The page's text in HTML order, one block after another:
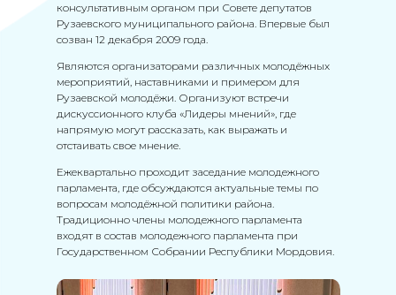
консультативным органом при Совете депутатов
Рузаевского муниципального района. Впервые был
созван 12 декабря 2009 года.
Являются организаторами различных молодёжных
мероприятий, наставниками и примером для
Рузаевской молодёжи. Организуют встречи
дискуссионного клуба «Лидеры мнений», где
напрямую могут рассказать, как выражать и
отстаивать свое мнение.
Ежеквартально проходит заседание молодежного
парламента, где обсуждаются актуальные темы по
вопросам молодёжной политики района.
Традиционно члены молодежного парламента
входят в состав молодежного парламента при
Государственном Собрании Республики Мордовия.